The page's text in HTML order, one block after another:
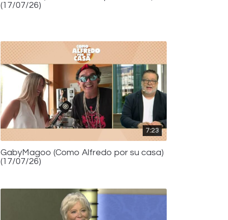
(17/07/26)
7:23
GabyMagoo (Como Alfredo por su casa)
(17/07/26)